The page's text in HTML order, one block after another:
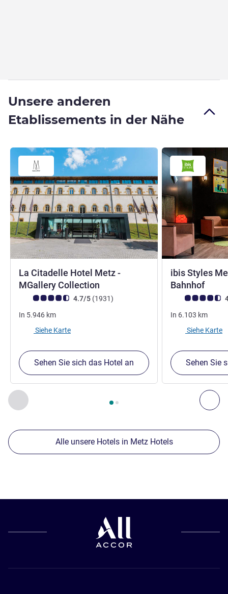
Unsere anderen
Etablissements in der Nähe
Zurück - Unsere anderen Etablissements in der Nähe
Seite , Unsere anderen Etablissements in der Nähe
La Citadelle Hotel Metz -
MGallery Collection
Note Kundenmeinungen (Bewertung ALL)
4.7/5 (1931Bewertungen
)
In 5.946 km
Siehe Karte
Sehen Sie sich das Hotel an
ibis Styles
Bahnhof
Note
In 6.103 km
Siehe Karte
Sehen Sie
Alle unsere Hotels in Metz Hotels